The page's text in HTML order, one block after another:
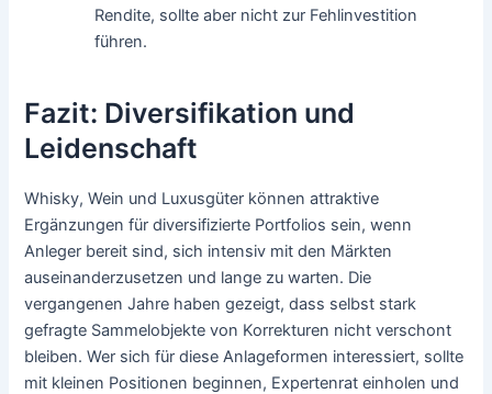
Rendite, sollte aber nicht zur Fehlinvestition
führen.
Fazit: Diversifikation und
Leidenschaft
Whisky, Wein und Luxusgüter können attraktive
Ergänzungen für diversifizierte Portfolios sein, wenn
Anleger bereit sind, sich intensiv mit den Märkten
auseinanderzusetzen und lange zu warten. Die
vergangenen Jahre haben gezeigt, dass selbst stark
gefragte Sammelobjekte von Korrekturen nicht verschont
bleiben. Wer sich für diese Anlageformen interessiert, sollte
mit kleinen Positionen beginnen, Expertenrat einholen und